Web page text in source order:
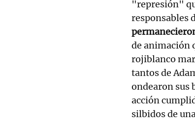
"represión"
responsables
de animación
rojiblanco
tantos de
ondearon sus
acción
silbidos de